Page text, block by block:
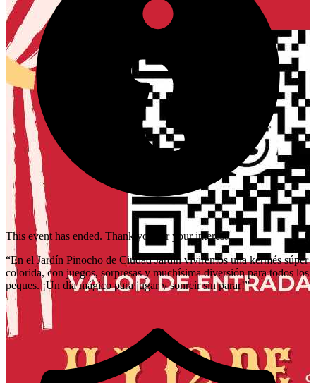
This event has ended. Thank you for your interest!
“En el Jardín Pinocho de Ciudad Jardín viviremos una kermés súper
colorida, con juegos, sorpresas y muchísima diversión para todos los
peques. ¡Un día mágico para jugar y sonreír sin parar!”